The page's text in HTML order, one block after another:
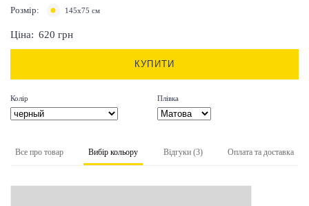
Розмір: 145х75 см
Ціна: 620 грн
КУПИТИ
Колір Плівка
Все про товар Вибір кольору Відгуки (3) Оплата та доставка